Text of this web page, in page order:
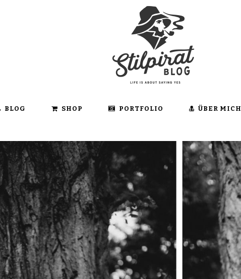
BLOG SHOP PORTFOLIO ÜBER MICH